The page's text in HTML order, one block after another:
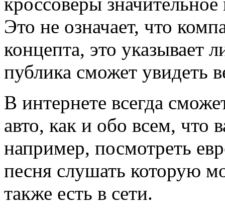
Это не означает, что
концепта, это указывает
публика сможет увидеть
В интернете всегда
авто, как и обо всем, что
например, посмотреть
песня слушать которую
также есть в сети.